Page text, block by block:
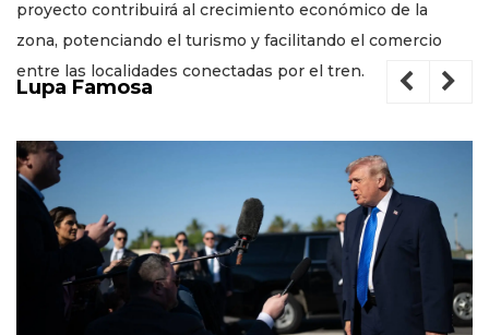
proyecto contribuirá al crecimiento económico de la
zona, potenciando el turismo y facilitando el comercio
entre las localidades conectadas por el tren.
Lupa Famosa